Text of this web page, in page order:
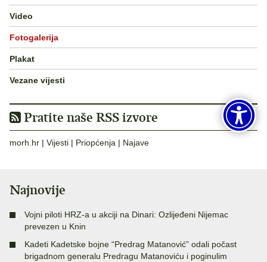
Video
Fotogalerija
Plakat
Vezane vijesti
Pratite naše RSS izvore
morh.hr | Vijesti | Priopćenja | Najave
Najnovije
Vojni piloti HRZ-a u akciji na Dinari: Ozlijeđeni Nijemac
prevezen u Knin
Kadeti Kadetske bojne “Predrag Matanović” odali počast
brigadnom generalu Predragu Matanoviću i poginulim